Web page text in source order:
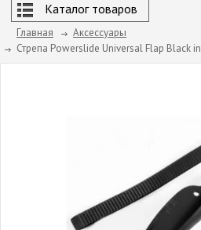
Каталог товаров
Главная
Аксессуары
Стрепа Powerslide Universal Flap Black